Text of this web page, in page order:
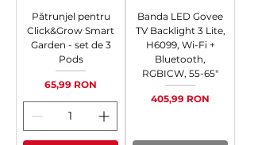
Pătrunjel pentru
Click&Grow Smart
Garden - set de 3
Pods
Preț
65,99 RON
Banda LED Govee
TV Backlight 3 Lite,
H6099, Wi-Fi +
Bluetooth,
RGBICW, 55-65"
Preț
405,99 RON